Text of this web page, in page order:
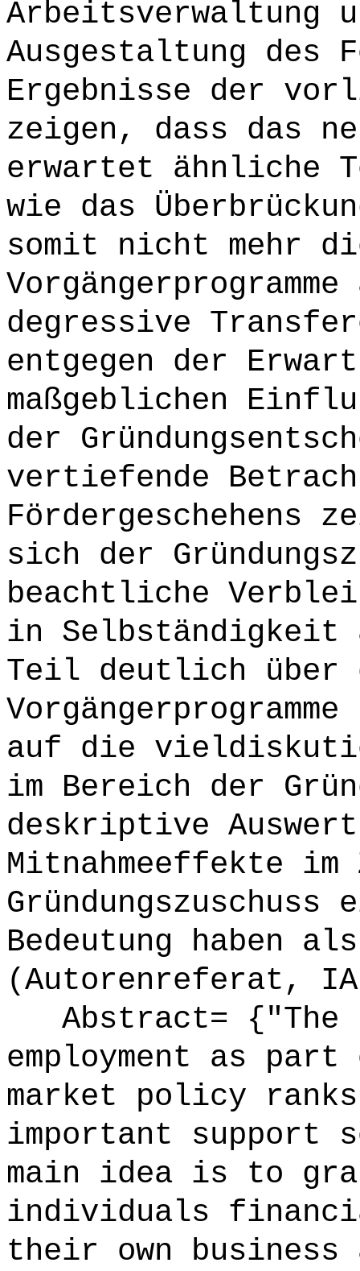
Arbeitsverwaltung
Ausgestaltung des
Ergebnisse der
zeigen, dass das
erwartet ähnliche
wie das
somit nicht mehr
degressive
entgegen der
maßgeblichen
der
vertiefende
Fördergeschehens
sich der
beachtliche
in Selbständigkeit
Teil deutlich über
auf die
im Bereich der
deskriptive
Mitnahmeeffekte im
Bedeutung haben
(Autorenreferat,
Abstract= {"The
employment as
market policy
important support
main idea is to
individuals
their own